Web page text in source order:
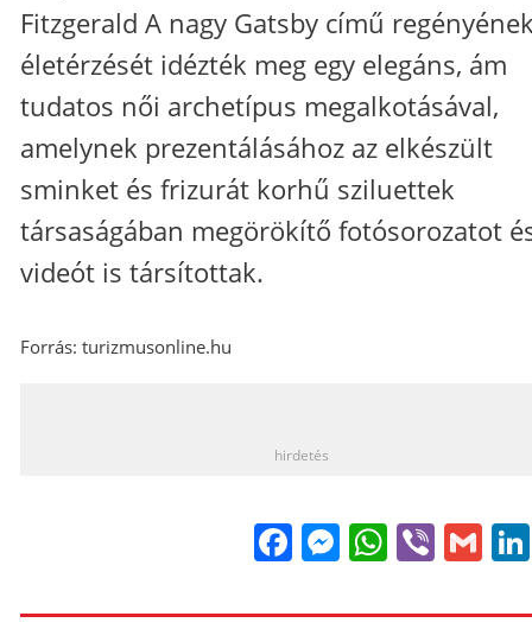
Fitzgerald A nagy Gatsby című
életérzését idézték meg egy elegáns, ám
tudatos női archetípus megalkotásával,
amelynek prezentálásához az elkészült
sminket és frizurát korhű sziluettek
társaságában megörökítő fotósorozatot
videót is társítottak.
Forrás: turizmusonline.hu
hirdetés
FacebookViber